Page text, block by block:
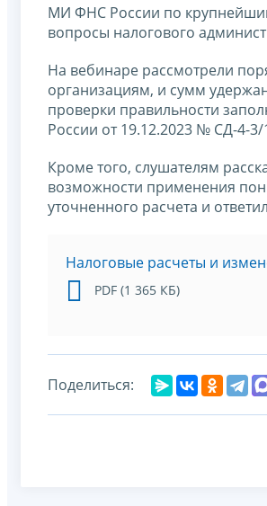
МИ ФНС России по
вопросы налогового
На вебинаре рассмотрели
организациям, и сумм
проверки правильности
России от 19.12.2023 № СД-4-3/
Кроме того, слушателям
возможности применения
уточненного расчета и
Налоговые расчеты и
PDF (1 365 КБ)
Поделиться: